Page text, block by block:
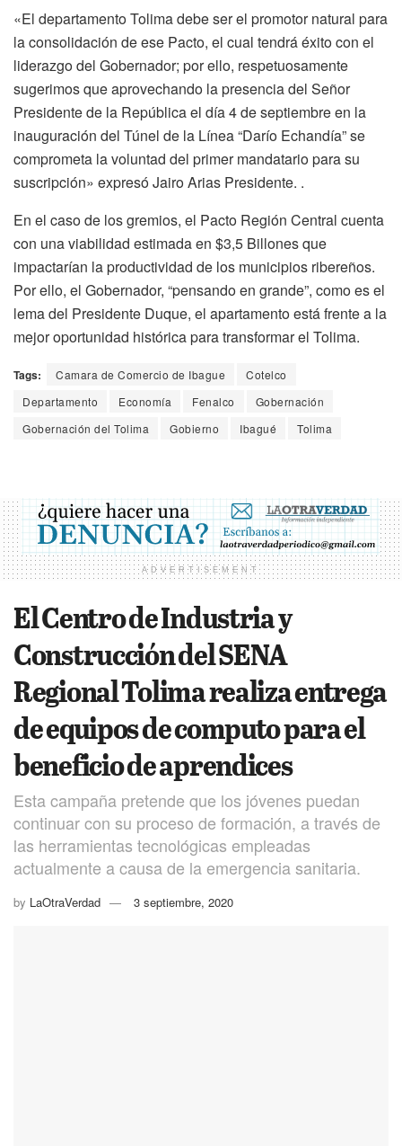
«El departamento Tolima debe ser el promotor natural para
la consolidación de ese Pacto, el cual tendrá éxito con el
liderazgo del Gobernador; por ello, respetuosamente
sugerimos que aprovechando la presencia del Señor
Presidente de la República el día 4 de septiembre en la
inauguración del Túnel de la Línea “Darío Echandía” se
comprometa la voluntad del primer mandatario para su
suscripción» expresó Jairo Arias Presidente. .
En el caso de los gremios, el Pacto Región Central cuenta
con una viabilidad estimada en $3,5 Billones que
impactarían la productividad de los municipios ribereños.
Por ello, el Gobernador, “pensando en grande”, como es el
lema del Presidente Duque, el apartamento está frente a la
mejor oportunidad histórica para transformar el Tolima.
Tags: Camara de Comercio de Ibague
Cotelco
Departamento
Economía Fenalco
Gobernación
Gobernación del Tolima
Gobierno Ibagué Tolima
ADVERTISEMENT
El Centro de Industria y
Construcción del SENA
Regional Tolima realiza entrega
de equipos de computo para el
beneficio de aprendices
Esta campaña pretende que los jóvenes puedan
continuar con su proceso de formación, a través de
las herramientas tecnológicas empleadas
actualmente a causa de la emergencia sanitaria.
by LaOtraVerdad 3 septiembre, 2020